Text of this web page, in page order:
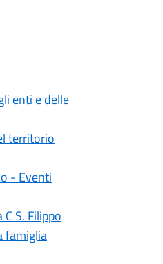
enti e delle
territorio
- Eventi
S. Filippo
famiglia